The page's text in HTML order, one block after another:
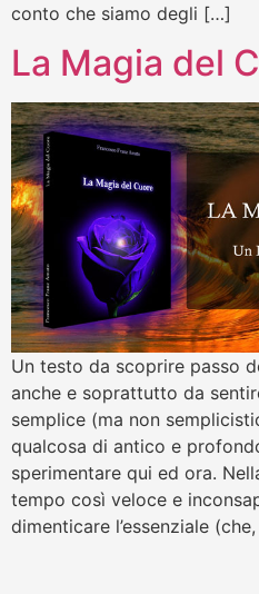
conto che siamo degli […]
La Magia del
Un testo da scoprire passo
anche e soprattutto da
semplice (ma non
qualcosa di antico e
sperimentare qui ed ora.
tempo così veloce e
dimenticare l’essenziale